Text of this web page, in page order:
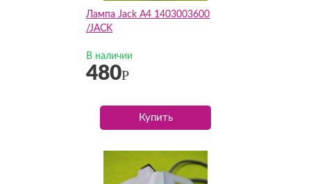
Лампа Jack A4 1403003600
/JACK
В наличии
480Р
Купить